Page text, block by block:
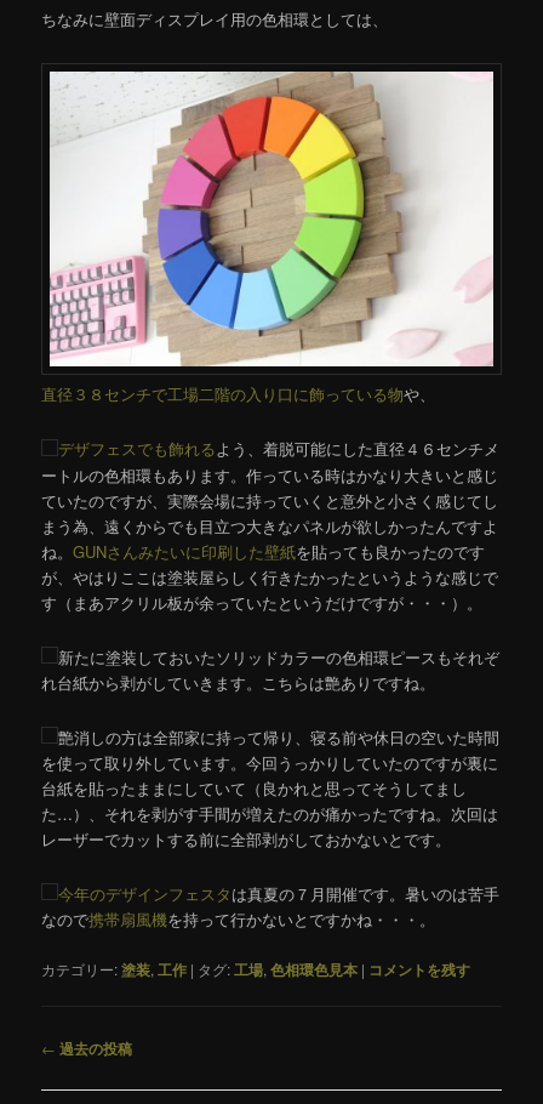
ちなみに壁面ディスプレイ用の色相環としては、
直径３８センチで工場二階の入り口に飾っている物や、
デザフェスでも飾れるよう、着脱可能にした直径４６センチメ
ートルの色相環もあります。作っている時はかなり大きいと感じ
ていたのですが、実際会場に持っていくと意外と小さく感じてし
まう為、遠くからでも目立つ大きなパネルが欲しかったんですよ
ね。GUNさんみたいに印刷した壁紙を貼っても良かったのです
が、やはりここは塗装屋らしく行きたかったというような感じで
す（まあアクリル板が余っていたというだけですが・・・）。
新たに塗装しておいたソリッドカラーの色相環ピースもそれぞ
れ台紙から剥がしていきます。こちらは艶ありですね。
艶消しの方は全部家に持って帰り、寝る前や休日の空いた時間
を使って取り外しています。今回うっかりしていたのですが裏に
台紙を貼ったままにしていて（良かれと思ってそうしてまし
た…）、それを剥がす手間が増えたのが痛かったですね。次回は
レーザーでカットする前に全部剥がしておかないとです。
今年のデザインフェスタは真夏の７月開催です。暑いのは苦手
なので携帯扇風機を持って行かないとですかね・・・。
カテゴリー:塗装, 工作 | タグ: 工場,色相環色見本 | コメントを残す
投
ナ
← 過去の投稿